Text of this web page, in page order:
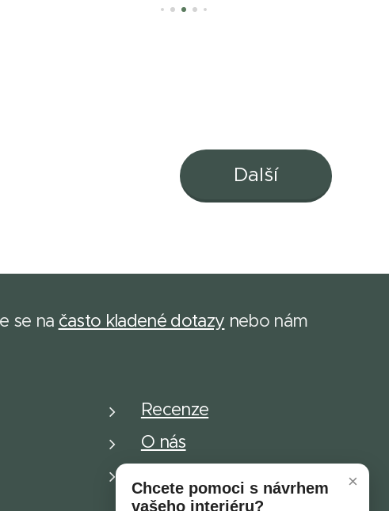
Další
se na často kladené dotazy nebo nám
Recenze
O nás
×
Chcete pomoci s návrhem
vašeho interiéru?